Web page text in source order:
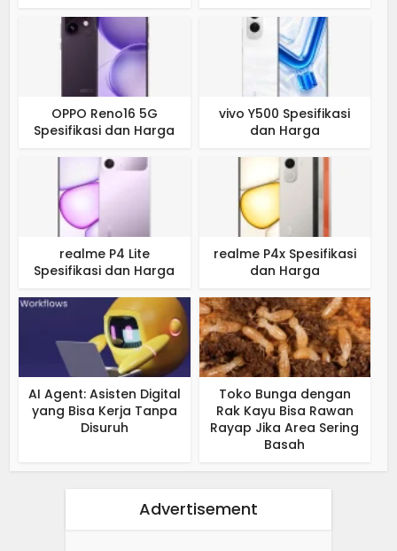
OPPO Reno16 5G
Spesifikasi dan Harga
vivo Y500 Spesifikasi
dan Harga
realme P4 Lite
Spesifikasi dan Harga
realme P4x Spesifikasi
dan Harga
AI Agent: Asisten Digital
yang Bisa Kerja Tanpa
Disuruh
Toko Bunga dengan
Rak Kayu Bisa Rawan
Rayap Jika Area Sering
Basah
Advertisement